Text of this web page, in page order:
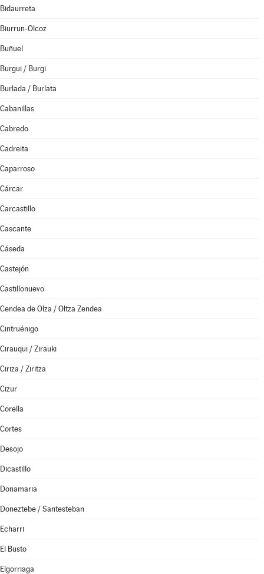
Bidaurreta
Biurrun-Olcoz
Buñuel
Burgui / Burgi
Burlada / Burlata
Cabanillas
Cabredo
Cadreita
Caparroso
Cárcar
Carcastillo
Cascante
Cáseda
Castejón
Castillonuevo
Cendea de Olza / Oltza Zendea
Cintruénigo
Cirauqui / Zirauki
Ciriza / Ziritza
Cizur
Corella
Cortes
Desojo
Dicastillo
Donamaria
Doneztebe / Santesteban
Echarri
El Busto
Elgorriaga